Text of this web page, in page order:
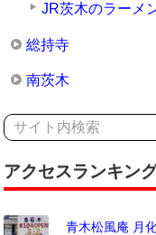
JR茨木のラーメ
総持寺
南茨木
アクセスランキン
青木松風庵 月